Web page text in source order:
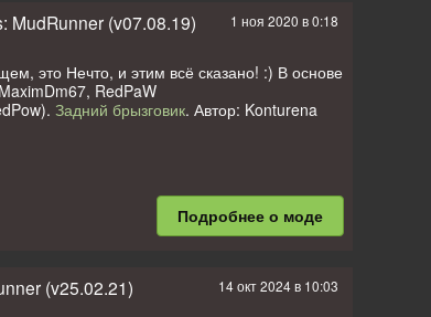
1 ноя 2020 в 0:18
MudRunner (v07.08.19)
это Нечто, и этим всё сказано! :) В основе
RedPaW
Задний брызговик. Автор: Konturena
находитесь, это чтобы потом не было
игры, на карте машины спавнятся уже с
Подробнее о моде
14 окт 2024 в 10:03
(v25.02.21)